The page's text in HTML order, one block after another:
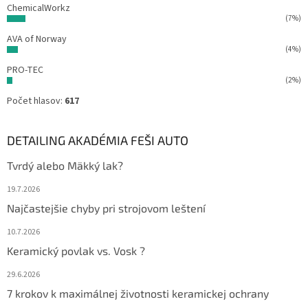
ChemicalWorkz
(7%)
AVA of Norway
(4%)
PRO-TEC
(2%)
Počet hlasov: 617
DETAILING AKADÉMIA FEŠI AUTO
Tvrdý alebo Mäkký lak?
19.7.2026
Najčastejšie chyby pri strojovom leštení
10.7.2026
Keramický povlak vs. Vosk ?
29.6.2026
7 krokov k maximálnej životnosti keramickej ochrany